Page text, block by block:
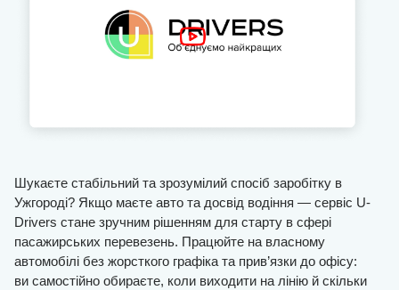
Шукаєте стабільний та зрозумілий спосіб заробітку в
Ужгороді? Якщо маєте авто та досвід водіння — сервіс U-
Drivers стане зручним рішенням для старту в сфері
пасажирських перевезень. Працюйте на власному
автомобілі без жорсткого графіка та прив’язки до офісу:
ви самостійно обираєте, коли виходити на лінію й скільки